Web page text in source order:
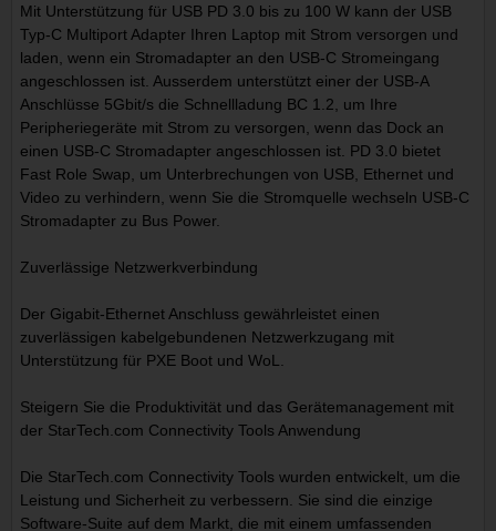
Mit Unterstützung für USB PD 3.0 bis zu 100 W kann der USB
Typ-C Multiport Adapter Ihren Laptop mit Strom versorgen und
laden, wenn ein Stromadapter an den USB-C Stromeingang
angeschlossen ist. Ausserdem unterstützt einer der USB-A
Anschlüsse 5Gbit/s die Schnellladung BC 1.2, um Ihre
Peripheriegeräte mit Strom zu versorgen, wenn das Dock an
einen USB-C Stromadapter angeschlossen ist. PD 3.0 bietet
Fast Role Swap, um Unterbrechungen von USB, Ethernet und
Video zu verhindern, wenn Sie die Stromquelle wechseln USB-C
Stromadapter zu Bus Power.
Zuverlässige Netzwerkverbindung
Der Gigabit-Ethernet Anschluss gewährleistet einen
zuverlässigen kabelgebundenen Netzwerkzugang mit
Unterstützung für PXE Boot und WoL.
Steigern Sie die Produktivität und das Gerätemanagement mit
der StarTech.com Connectivity Tools Anwendung
Die StarTech.com Connectivity Tools wurden entwickelt, um die
Leistung und Sicherheit zu verbessern. Sie sind die einzige
Software-Suite auf dem Markt, die mit einem umfassenden